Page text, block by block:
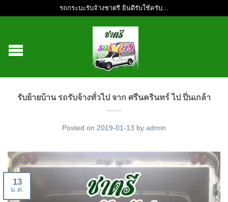
รถกระบะรับจ้างชาตรี ยินดีรับใช้ครับ...
รับย้ายบ้าน รถรับจ้างทั่วไป จาก ศรีนครินทร์ ไป ปิ่นเกล้า
Posted on 2019-01-13 by admin
13
ม.ค.